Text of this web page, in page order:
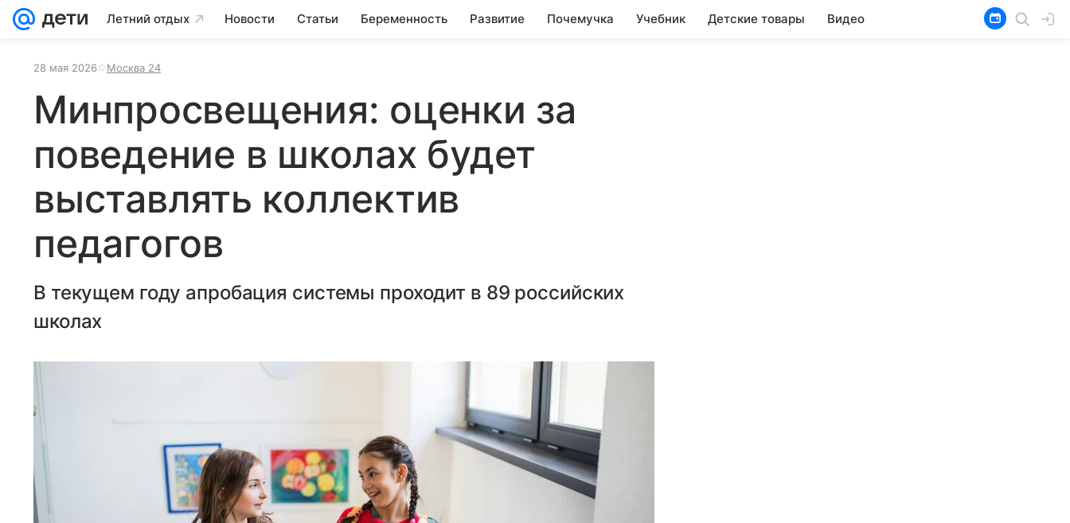
Летний отдых Новости Статьи Беременность Развитие Почемучка Учебник Детские товары Видео
28 мая 2026 Москва 24
Минпросвещения: оценки за
поведение в школах будет
выставлять коллектив
педагогов
В текущем году апробация системы проходит в 89 российских
школах